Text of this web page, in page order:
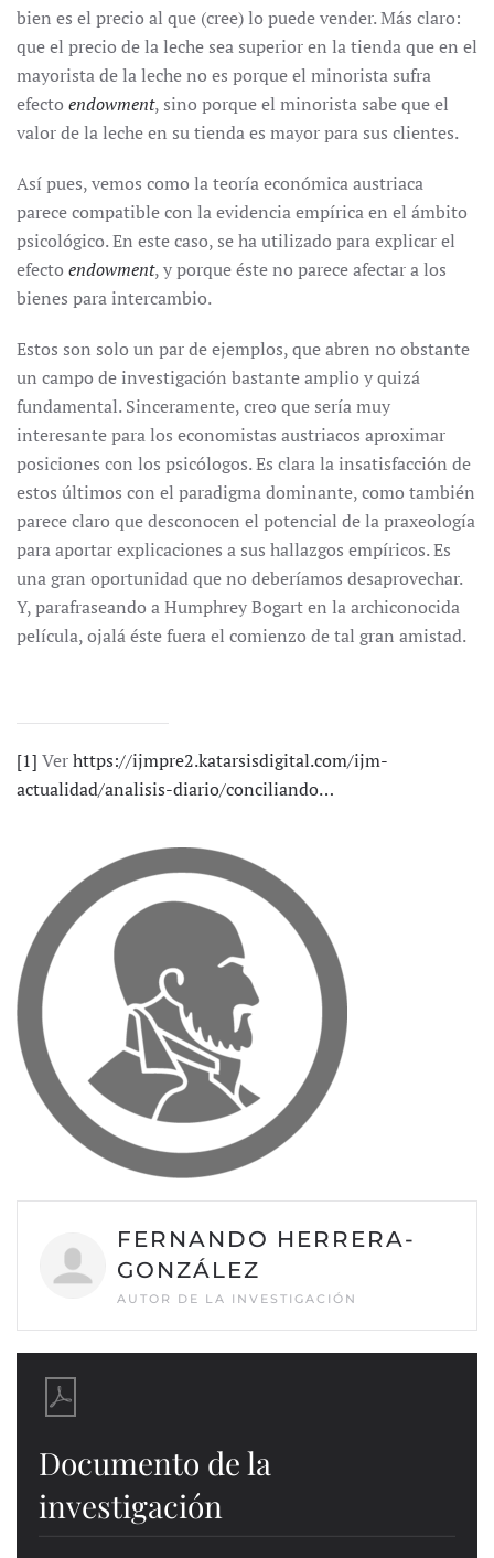
bien es el precio al que (cree) lo puede vender. Más claro:
que el precio de la leche sea superior en la tienda que en el
mayorista de la leche no es porque el minorista sufra
efecto endowment, sino porque el minorista sabe que el
valor de la leche en su tienda es mayor para sus clientes.
Así pues, vemos como la teoría económica austriaca
parece compatible con la evidencia empírica en el ámbito
psicológico. En este caso, se ha utilizado para explicar el
efecto endowment, y porque éste no parece afectar a los
bienes para intercambio.
Estos son solo un par de ejemplos, que abren no obstante
un campo de investigación bastante amplio y quizá
fundamental. Sinceramente, creo que sería muy
interesante para los economistas austriacos aproximar
posiciones con los psicólogos. Es clara la insatisfacción de
estos últimos con el paradigma dominante, como también
parece claro que desconocen el potencial de la praxeología
para aportar explicaciones a sus hallazgos empíricos. Es
una gran oportunidad que no deberíamos desaprovechar.
Y, parafraseando a Humphrey Bogart en la archiconocida
película, ojalá éste fuera el comienzo de tal gran amistad.
[1] Verhttps://ijmpre2.katarsisdigital.com/ijm-
actualidad/analisis-diario/conciliando…
FERNANDO HERRERA-
GONZÁLEZ
AUTOR DE LA INVESTIGACIÓN
Documento de la
investigación